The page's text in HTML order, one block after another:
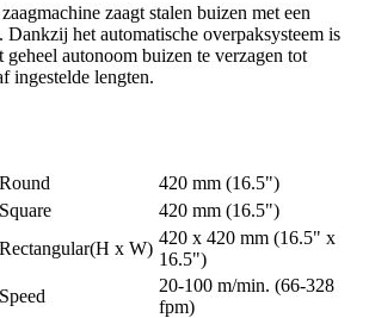
zaagmachine zaagt stalen buizen met een
Dankzij het automatische overpaksysteem is
geheel autonoom buizen te verzagen tot
ingestelde lengten.
Round
420 mm (16.5")
Square
420 mm (16.5")
Rectangular(H x W)
420 x 420 mm (16.5" x
16.5")
Speed
20-100 m/min. (66-328
fpm)